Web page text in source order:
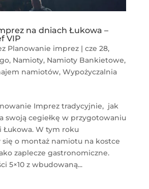
na dniach Łukowa –
VIP
Planowanie imprez| cze 28,
, Namioty, Namioty Bankietowe,
namiotów, Wypożyczalnia
Imprez tradycyjnie, jak
swoją cegiełkę w przygotowaniu
Łukowa. W tym roku
się o montaż namiotu na kostce
zaplecze gastronomiczne.
5×10 z wbudowaną...